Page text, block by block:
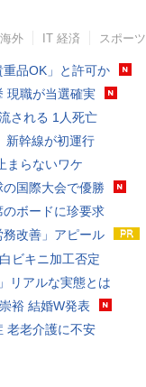
海外 IT 経済 スポーツ
品OK」と許可か
現職が当選確実
される 1人死亡
新幹線が初運行
まらないワケ
国際大会で優勝
ボードに珍要求
改善」アピール
ビキニ加工否定
リアルな実態とは
裕 結婚W発表
老老介護に不安